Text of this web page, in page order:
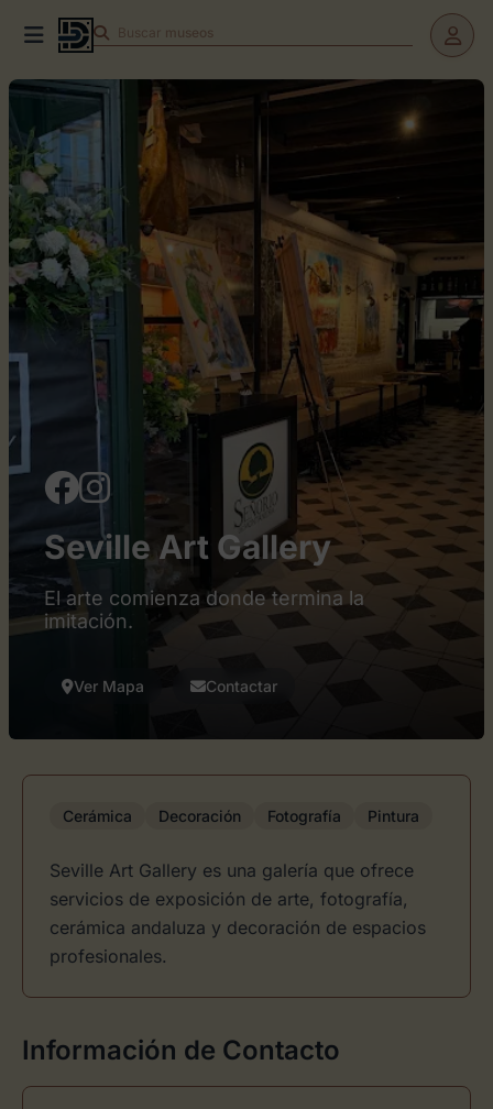
Buscar teatros
Seville Art Gallery
El arte comienza donde termina la
imitación.
Ver Mapa Contactar
Cerámica Decoración Fotografía Pintura
Seville Art Gallery es una galería que ofrece
servicios de exposición de arte, fotografía,
cerámica andaluza y decoración de espacios
profesionales.
Información de Contacto